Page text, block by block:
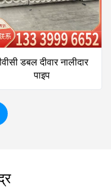
डबल दीवार नालीदार
पाइप